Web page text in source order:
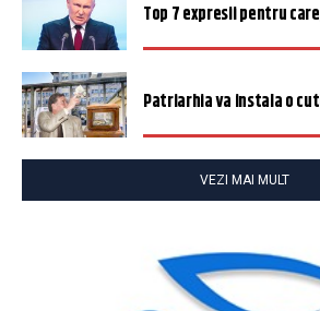
Top 7 expresii pentru
Patriarhia va instala o
VEZI MAI MULT